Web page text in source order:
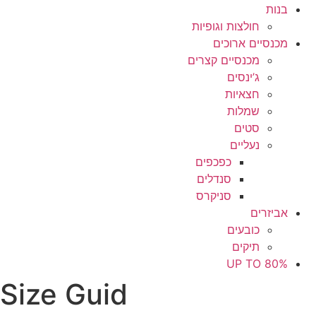
בנות
חולצות וגופיות
מכנסיים ארוכים
מכנסיים קצרים
ג’ינסים
חצאיות
שמלות
סטים
נעליים
כפכפים
סנדלים
סניקרס
אביזרים
כובעים
תיקים
UP TO 80%
Size Guid